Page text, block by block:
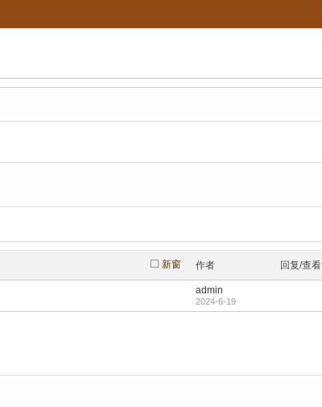
新窗 作者 回复/查看
admin
2024-6-19